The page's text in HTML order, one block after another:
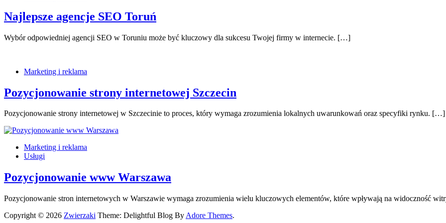
Najlepsze agencje SEO Toruń
Wybór odpowiedniej agencji SEO w Toruniu może być kluczowy dla sukcesu Twojej firmy w internecie. […]
Marketing i reklama
Pozycjonowanie strony internetowej Szczecin
Pozycjonowanie strony internetowej w Szczecinie to proces, który wymaga zrozumienia lokalnych uwarunkowań oraz specyfiki rynku. […]
Marketing i reklama
Usługi
Pozycjonowanie www Warszawa
Pozycjonowanie stron internetowych w Warszawie wymaga zrozumienia wielu kluczowych elementów, które wpływają na widoczność
Copyright © 2026 Zwierzaki Theme: Delightful Blog By Adore Themes.